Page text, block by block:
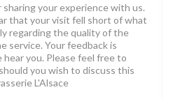
sharing your experience with us.
that your visit fell short of what
regarding the quality of the
service. Your feedback is
hear you. Please feel free to
you wish to discuss this
L'Alsace